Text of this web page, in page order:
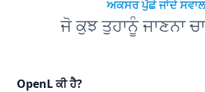
ਅਕਸਰ ਪੁੱਛੇ ਜਾਂਦੇ ਸਵਾਲ
ਜੋ ਕੁਝ ਤੁਹਾਨੂੰ ਜਾਣਨਾ
OpenL ਕੀ ਹੈ?